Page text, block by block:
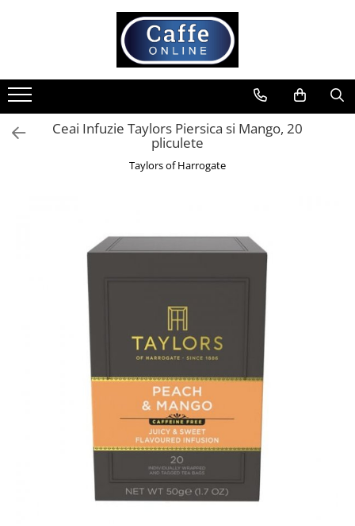
Cafea
Cafea Boabe
Capsule Cafea
Aparate Automate
Aparate capsule
Aparate clasice
Complementare
Pahare de cafea
Ceai Infuzie Taylors Piersica si Mango, 20
pliculete
Taylors of Harrogate